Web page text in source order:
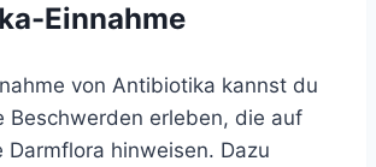
Einnahme
von Antibiotika kannst du
Beschwerden erleben, die auf
Darmflora hinweisen. Dazu